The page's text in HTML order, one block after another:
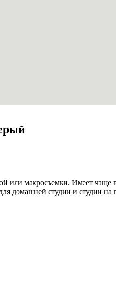
или макросъемки. Имеет чаще
домашней студии и студии на